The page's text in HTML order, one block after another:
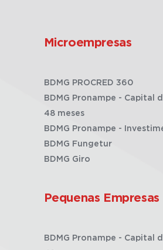
Microempresas
BDMG PROCRED 360
BDMG Pronampe - Capital
48 meses
BDMG Pronampe -
BDMG Fungetur
BDMG Giro
Pequenas Empresas
BDMG Pronampe - Capital